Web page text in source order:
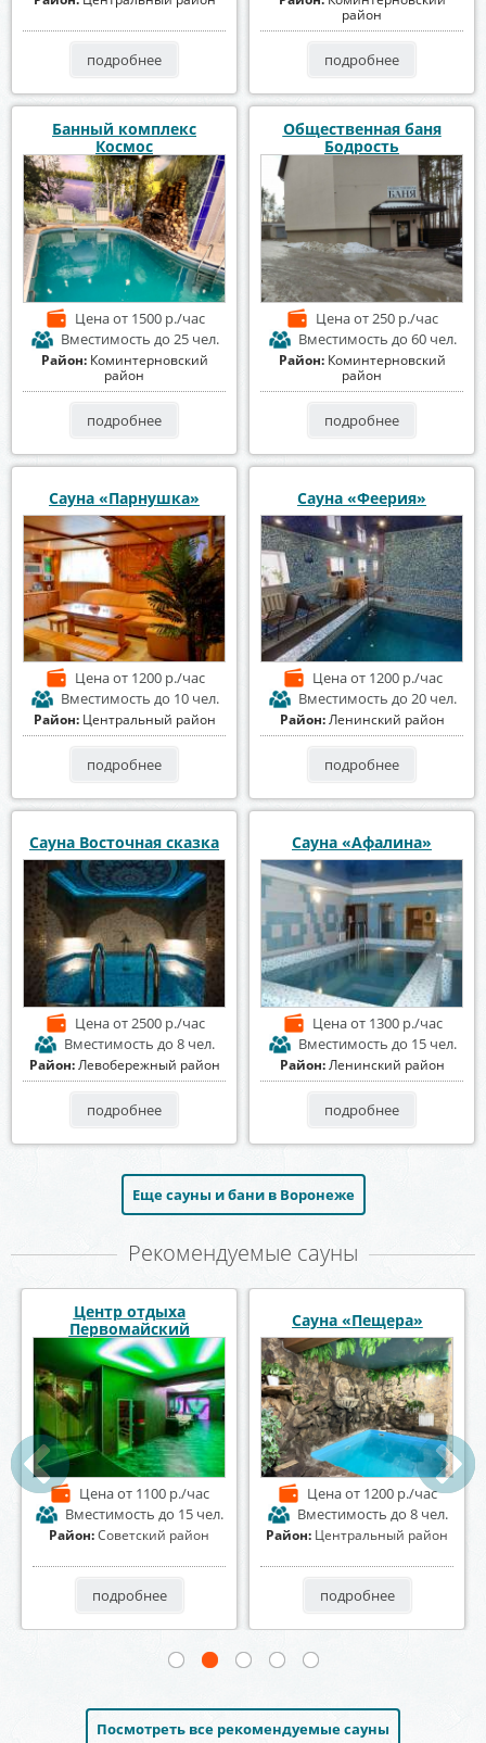
подробнее
район
подробнее
Банный комплекс
Космос
Ценаот 1500 р./час
Вместимость до 25 чел.
Район: Коминтерновский
район
подробнее
Общественная баня
Бодрость
Ценаот 250 р./час
Вместимость до 60 чел.
Район: Коминтерновский
район
подробнее
Сауна «Парнушка»
Ценаот 1200 р./час
Вместимость до 10 чел.
Район: Центральный район
подробнее
Сауна «Феерия»
Ценаот 1200 р./час
Вместимость до 20 чел.
Район:Ленинский район
подробнее
Сауна Восточная сказка
Ценаот 2500 р./час
Вместимость до 8 чел.
Район:Левобережный район
подробнее
Сауна «Афалина»
Ценаот 1300 р./час
Вместимость до 15 чел.
Район:Ленинский район
подробнее
Еще сауны и бани в Воронеже
Рекомендуемые сауны
р./час
до 15 чел.
район
Сауна «Пещера»
Ценаот 1200 р./час
Вместимость
до 8 чел.
Район:Центральный район
Сауна
Ценаот
Вместимость
Район:
Посмотреть все рекомендуемые сауны